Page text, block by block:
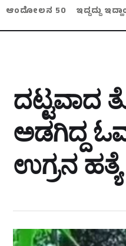
ಆಂದೋಲನ 50
ಇದ್ದದ್ದು
ದಟ್ಟವಾದ
ಅಡಗಿದ್ದ
ಉಗ್ರನ ಹತ್ಯೆ